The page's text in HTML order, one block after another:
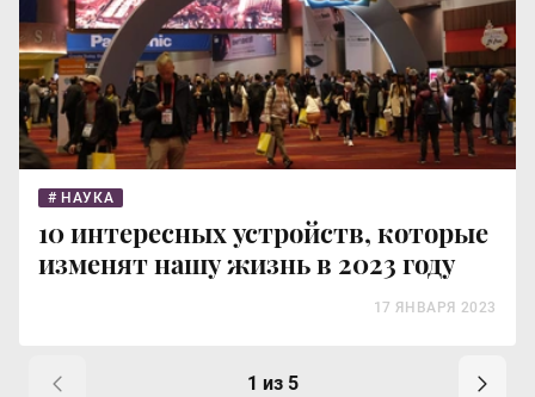
НАУКА
10 интересных устройств, которые
изменят нашу жизнь в 2023 году
17 ЯНВАРЯ 2023
1 из 5